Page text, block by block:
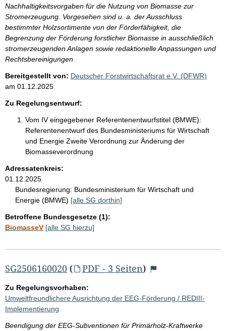
Nachhaltigkeitsvorgaben für die Nutzung von Biomasse zur
Stromerzeugung. Vorgesehen sind u. a. der Ausschluss
bestimmter Holzsortimente von der Förderfähigkeit, die
Begrenzung der Förderung forstlicher Biomasse in ausschließlich
stromerzeugenden Anlagen sowie redaktionelle Anpassungen und
Rechtsbereinigungen
Bereitgestellt von: Deutscher Forstwirtschaftsrat e.V. (DFWR)
am 01.12.2025
Zu Regelungsentwurf:
Vom IV eingegebener Referentenentwurfstitel (BMWE):
Referentenentwurf des Bundesministeriums für Wirtschaft
und Energie Zweite Verordnung zur Änderung der
Biomasseverordnung
Adressatenkreis:
01.12.2025
Bundesregierung: Bundesministerium für Wirtschaft und
Energie (BMWE) [alle SG dorthin]
Betroffene Bundesgesetze (1):
BiomasseV [alle SG hierzu]
SG2506160020 ( PDF - 3 Seiten)
Zu Regelungsvorhaben:
Umweltfreundlichere Ausrichtung der EEG-Förderung / REDIII-
Implementierung
Beendigung der EEG-Subventionen für Primärholz-Kraftwerke